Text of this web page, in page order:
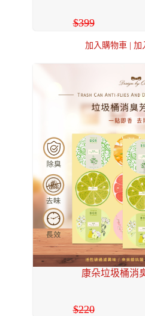
399
加入購物車 加
康朵垃圾桶消
220